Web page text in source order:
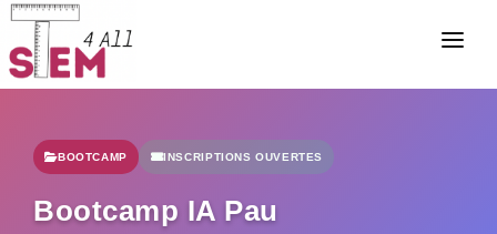
ACCUEIL
NOS ÉVÉNEMENTS
NOS PROJETS
BOOTCAMP INSCRIPTIONS OUVERTES
Bootcamp IA Pau